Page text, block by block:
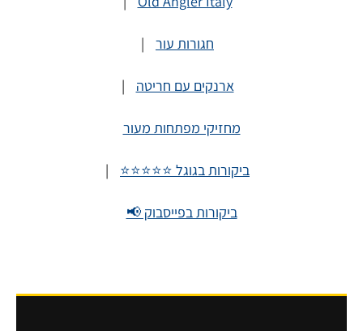
חגורות עור |
ארנקים עם חריטה |
מחזיקי מפתחות מעור
ביקורות בגוגל ⭐⭐⭐⭐⭐ |
ביקורות בפייסבוק 📢